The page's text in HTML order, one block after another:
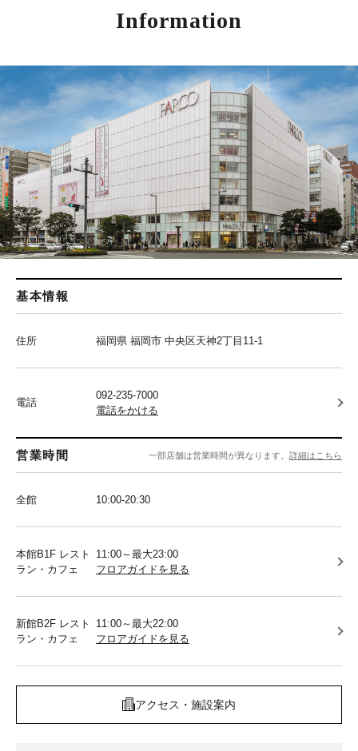
Information
基本情報
住所 福岡県 福岡市 中央区天神2丁目11-1
電話
092-235-7000
電話をかける
営業時間 一部店舗は営業時間が異なります。 詳細はこちら
全館 10:00-20:30
本館B1F レスト
ラン・カフェ
11:00～最大23:00
フロアガイドを見る
新館B2F レスト
ラン・カフェ
11:00～最大22:00
フロアガイドを見る
アクセス・施設案内